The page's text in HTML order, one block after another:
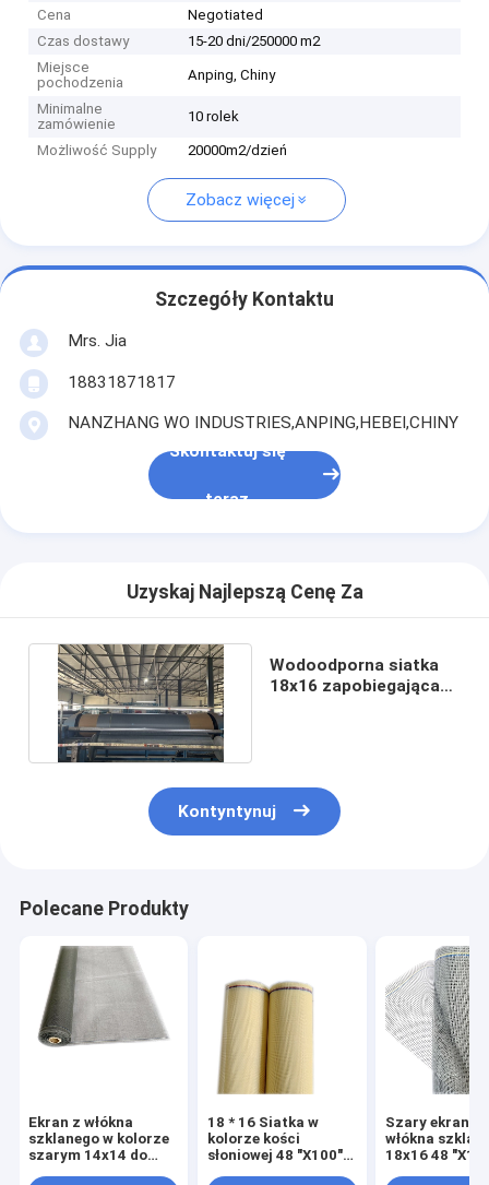
Cena
Negotiated
Czas dostawy
15-20 dni/250000 m2
Miejsce
pochodzenia
Anping, Chiny
Minimalne
zamówienie
10 rolek
Możliwość Supply 20000m2/dzień
Zobacz więcej
Szczegóły Kontaktu
Mrs. Jia
18831871817
NANZHANG WO INDUSTRIES,ANPING,HEBEI,CHINY
Skontaktuj się
teraz
Uzyskaj Najlepszą Cenę Za
Wodoodporna siatka
18x16 zapobiegająca
Kontyntynuj
Polecane Produkty
Ekran z włókna
szklanego w kolorze
szarym 14x14 do
18 * 16 Siatka w
kolorze kości
słoniowej 48 "X100"
Szary ekran
włókna
18x16 48